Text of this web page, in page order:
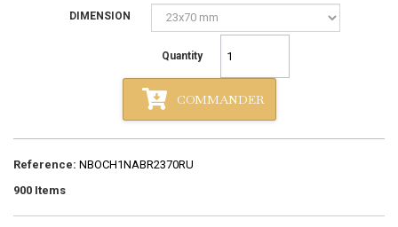
DIMENSION
Quantity
COMMANDER
Reference: NBOCH1NABR2370RU
900 Items